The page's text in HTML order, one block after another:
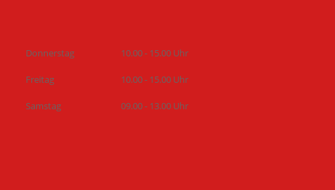
Donnerstag 10.00 - 15.00 Uhr
Freitag 10.00 - 15.00 Uhr
Samstag 09.00 - 13.00 Uhr